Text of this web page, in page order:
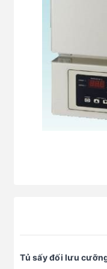
Tủ sấy đối lưu